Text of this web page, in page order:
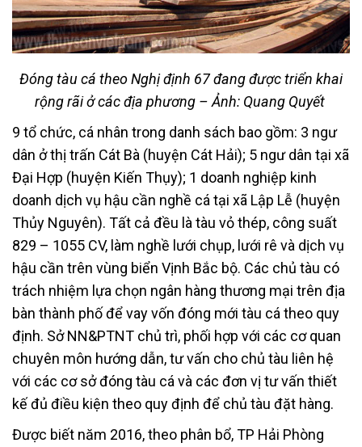
Đóng tàu cá theo Nghị định 67 đang được triển khai
rộng rãi ở các địa phương – Ảnh: Quang Quyết
9 tổ chức, cá nhân trong danh sách bao gồm: 3 ngư
dân ở thị trấn Cát Bà (huyện Cát Hải); 5 ngư dân tại xã
Đại Hợp (huyện Kiến Thụy); 1 doanh nghiệp kinh
doanh dịch vụ hậu cần nghề cá tại xã Lập Lễ (huyện
Thủy Nguyên). Tất cả đều là tàu vỏ thép, công suất
829 – 1055 CV, làm nghề lưới chụp, lưới rê và dịch vụ
hậu cần trên vùng biển Vịnh Bắc bộ. Các chủ tàu có
trách nhiệm lựa chọn ngân hàng thương mại trên địa
bàn thành phố để vay vốn đóng mới tàu cá theo quy
định. Sở NN&PTNT chủ trì, phối hợp với các cơ quan
chuyên môn hướng dẫn, tư vấn cho chủ tàu liên hệ
với các cơ sở đóng tàu cá và các đơn vị tư vấn thiết
kế đủ điều kiện theo quy định để chủ tàu đặt hàng.
Được biết năm 2016, theo phân bổ, TP Hải Phòng